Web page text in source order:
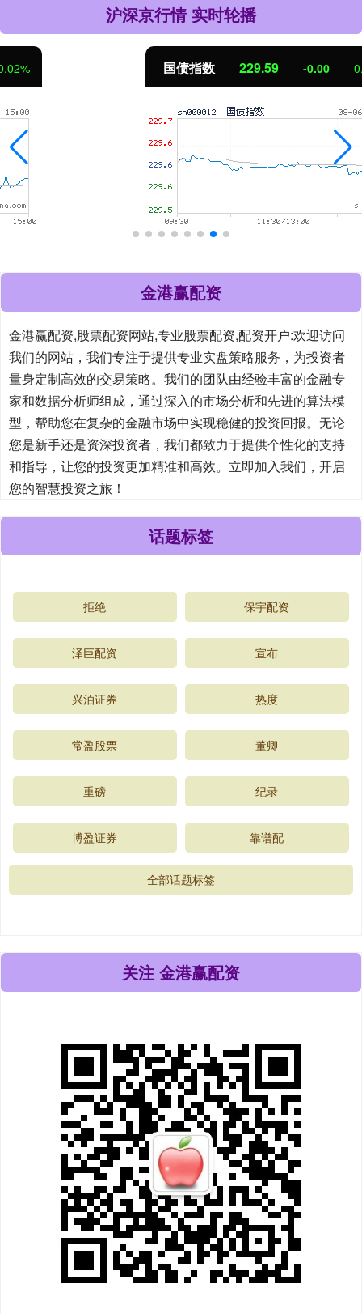
沪深京行情 实时轮播
229.59 -0.00 0.00%
金港赢配资
金港赢配资,股票配资网站,专业股票配资,配资开户:欢迎访问
我们的网站，我们专注于提供专业实盘策略服务，为投资者
量身定制高效的交易策略。我们的团队由经验丰富的金融专
家和数据分析师组成，通过深入的市场分析和先进的算法模
型，帮助您在复杂的金融市场中实现稳健的投资回报。无论
您是新手还是资深投资者，我们都致力于提供个性化的支持
和指导，让您的投资更加精准和高效。立即加入我们，开启
您的智慧投资之旅！
话题标签
拒绝 保宇配资
泽巨配资 宣布
兴泊证券 热度
常盈股票 董卿
重磅 纪录
博盈证券 靠谱配
全部话题标签
关注 金港赢配资